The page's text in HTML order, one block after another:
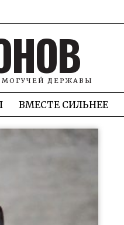
ДЕРЖАВЫ
ВМЕСТЕ СИЛЬНЕЕ